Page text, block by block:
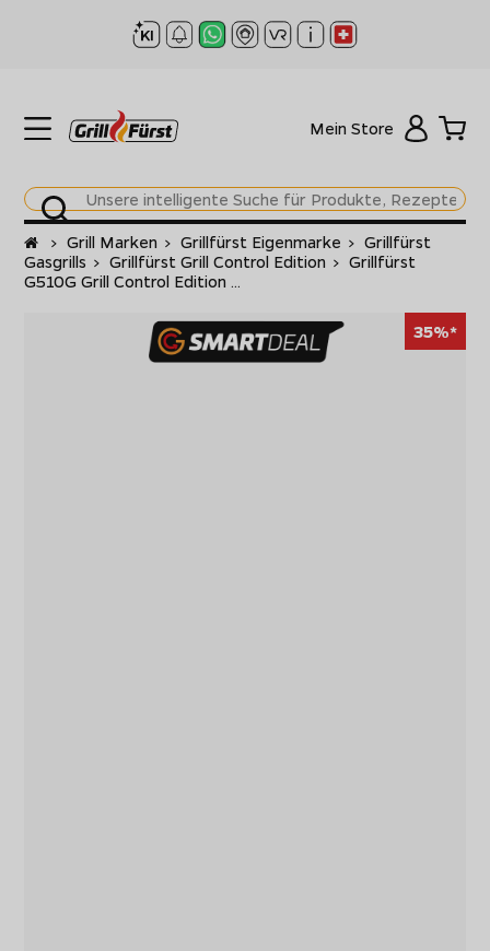
Mein Store
Startseite
> Grill Marken > Grillfürst Eigenmarke > Grillfürst
Gasgrills > Grillfürst Grill Control Edition > Grillfürst
G510G Grill Control Edition ...
35%*